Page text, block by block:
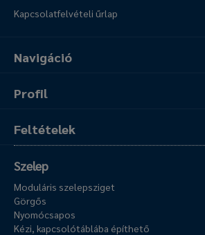
Navigáció
Profil
Feltételek
Kapcsolatfelvételi űrlap
Szelep
Moduláris szelepsziget
Görgős
Nyomócsapos
Kézi, kapcsolótáblába építhető